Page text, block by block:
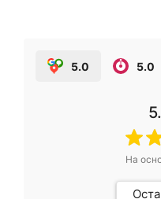
5.0 5.0
На